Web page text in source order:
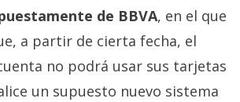
de BBVA, en el que
a partir de cierta fecha, el
no podrá usar sus tarjetas
un supuesto nuevo sistema